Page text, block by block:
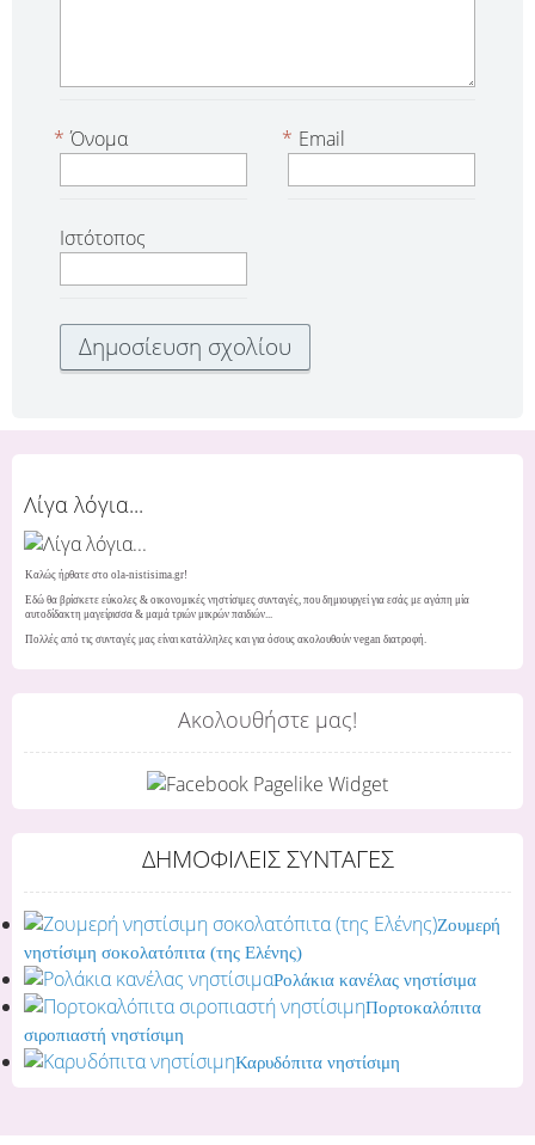
Όνομα
* Email
*
Ιστότοπος
Λίγα λόγια...
Καλώς ήρθατε στο ola-nistisima.gr!
Εδώ θα βρίσκετε εύκολες & οικονομικές νηστίσιμες συνταγές, που δημιουργεί για εσάς με αγάπη μία
αυτοδίδακτη μαγείρισσα & μαμά τριών μικρών παιδιών...
Πολλές από τις συνταγές μας είναι κατάλληλες και για όσους ακολουθούν vegan διατροφή.
Ακολουθήστε μας!
ΔΗΜΟΦΙΛΕΙΣ ΣΥΝΤΑΓΕΣ
Ζουμερή
νηστίσιμη σοκολατόπιτα (της Ελένης)
Ρολάκια κανέλας νηστίσιμα
Πορτοκαλόπιτα
σιροπιαστή νηστίσιμη
Καρυδόπιτα νηστίσιμη